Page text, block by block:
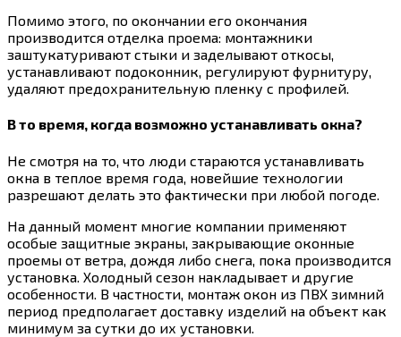
Помимо этого, по окончании его окончания
производится отделка проема: монтажники
заштукатуривают стыки и заделывают откосы,
устанавливают подоконник, регулируют фурнитуру,
удаляют предохранительную пленку с профилей.
В то время, когда возможно устанавливать окна?
Не смотря на то, что люди стараются устанавливать
окна в теплое время года, новейшие технологии
разрешают делать это фактически при любой погоде.
На данный момент многие компании применяют
особые защитные экраны, закрывающие оконные
проемы от ветра, дождя либо снега, пока производится
установка. Холодный сезон накладывает и другие
особенности. В частности, монтаж окон из ПВХ зимний
период предполагает доставку изделий на объект как
минимум за сутки до их установки.